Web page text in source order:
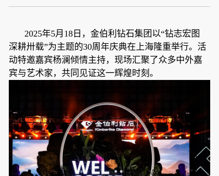
2025年5月18日，金伯利钻石集团以“钻志宏图
深耕卅载”为主题的30周年庆典在上海隆重举行。活
动特邀嘉宾杨澜倾情主持，现场汇聚了众多中外嘉
宾与艺术家，共同见证这一辉煌时刻。